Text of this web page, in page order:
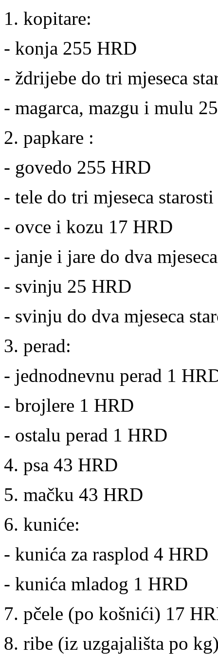
1. kopitare:
- konja 255 HRD
- ždrijebe do tri mjeseca
- magarca, mazgu i mulu
2. papkare :
- govedo 255 HRD
- tele do tri mjeseca
- ovce i kozu 17 HRD
- janje i jare do dva
- svinju 25 HRD
- svinju do dva mjeseca
3. perad:
- jednodnevnu perad 1
- brojlere 1 HRD
- ostalu perad 1 HRD
4. psa 43 HRD
5. mačku 43 HRD
6. kuniće:
- kunića za rasplod 4 HRD
- kunića mladog 1 HRD
7. pčele (po košnići) 17
8. ribe (iz uzgajališta po